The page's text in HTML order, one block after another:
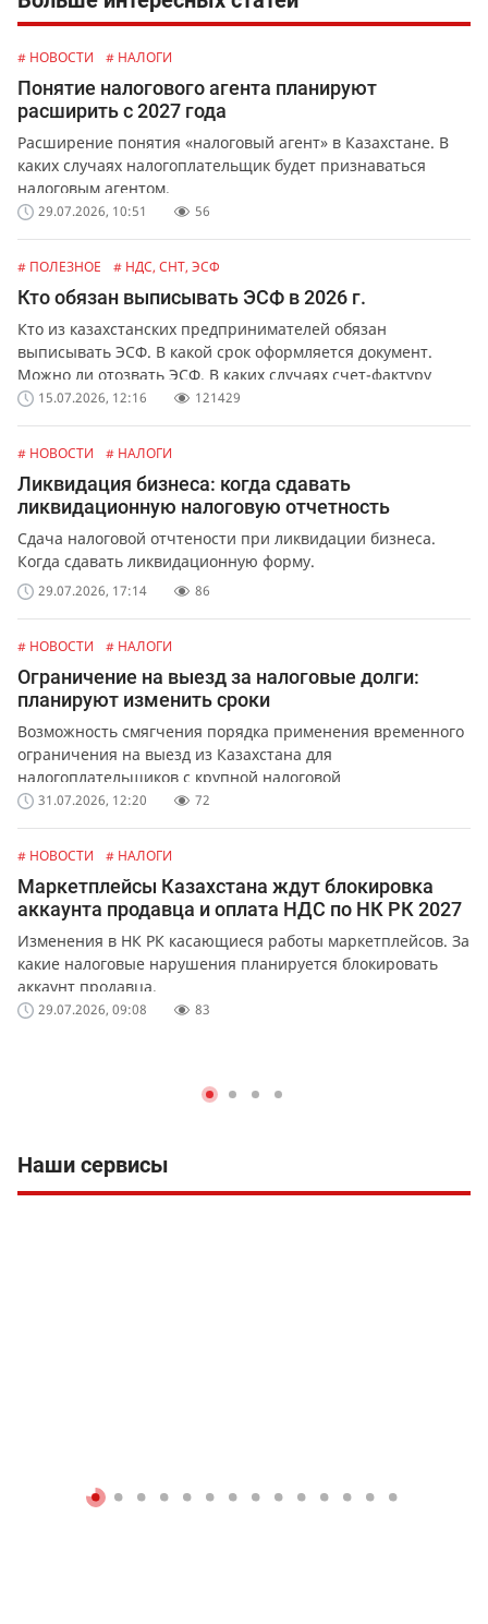
# НОВОСТИ # НАЛОГИ
Понятие налогового агента планируют
расширить с 2027 года
Расширение понятия «налоговый агент» в Казахстане. В
каких случаях налогоплательщик будет признаваться
налоговым агентом.
29.07.2026, 10:51 56
# ПОЛЕЗНОЕ # НДС, СНТ, ЭСФ
Кто обязан выписывать ЭСФ в 2026 г.
Кто из казахстанских предпринимателей обязан
выписывать ЭСФ. В какой срок оформляется документ.
Можно ли отозвать ЭСФ. В каких случаях счет-фактуру
можно выписать в бумажной форме.
15.07.2026, 12:16 121429
# НОВОСТИ # НАЛОГИ
Ликвидация бизнеса: когда сдавать
ликвидационную налоговую отчетность
Сдача налоговой отчтености при ликвидации бизнеса.
Когда сдавать ликвидационную форму.
29.07.2026, 17:14 86
# НОВОСТИ # НАЛОГИ
Ограничение на выезд за налоговые долги:
планируют изменить сроки
Возможность смягчения порядка применения временного
ограничения на выезд из Казахстана для
налогоплательщиков с крупной налоговой
задолженностью.
31.07.2026, 12:20 72
# НОВОСТИ # НАЛОГИ
Маркетплейсы Казахстана ждут блокировка
аккаунта продавца и оплата НДС по НК РК 2027
Изменения в НК РК касающиеся работы маркетплейсов. За
какие налоговые нарушения планируется блокировать
аккаунт продавца.
29.07.2026, 09:08 83
Наши сервисы